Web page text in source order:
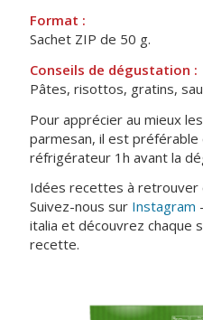
Format :
Sachet ZIP de 50 g.
Conseils de dégustation :
Pâtes, risottos, gratins,
Pour apprécier au mieux
parmesan, il est
réfrigérateur 1h avant la
Idées recettes à retrouver
Suivez-nous sur Instagram
italia et découvrez chaque
recette.